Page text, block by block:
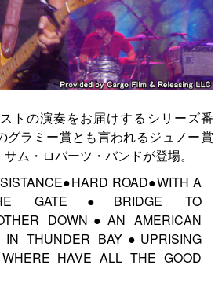
トの演奏をお届けするシリーズ番
グラミー賞とも言われるジュノー賞
ム・ロバーツ・バンドが登場。
ROAD●WITH A
GATE●BRIDGE TO
DOWN●AN AMERICAN
IN THUNDER BAY●UPRISING
HAVE ALL THE GOOD